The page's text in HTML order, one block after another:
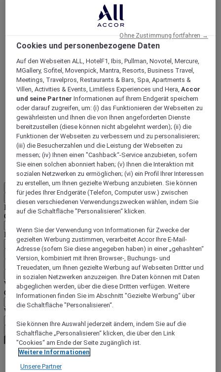
ALL Accor+ Voyager
15% rabatt das ganze Jahrüber auf Ihre Aufenthalte
bei über 30 Marken
JETZT ANMELDEN
Mehr
Zurück
Land und Sprache unten auswählen
Geografische Zone
Land/Region - Sprache
Mein Land und meine Sprache bestätigen
EUR
Zurück
Währung unten auswählen
Geografische Zone
Währung
Meine Währung bestätigen
World
Cookies und personenbezogene Daten
Auf den Webseiten ALL, HotelF1, Ibis, Pullman, Novotel, Mercure,
MGallery, Sofitel, Movenpick, Mantra, Resorts, Business Travel,
Meetings, Travelpros, Restaurants & Bars, Spa, Apartments &
Villen, Activities & Events, Limitless Experiences und Hera,Accor
und seine Partner Informationen auf Ihrem Endgerät speichern
oder darauf zugreifen, um: (i) das Funktionieren der Webseiten zu
gewährleisten und Ihnen die von Ihnen angeforderten Dienste
bereitzustellen (diese können nicht abgelehnt werden); (ii) die
Funktionen der Webseiten zu verbessern und zu personalisieren;
(iii) die Besucherzahlen und die Leistung der Webseiten zu
messen; (iv) Ihnen einen "Cashback“-Service anzubieten, sofern
Sie einen solchen abonniert haben; (v) Ihnen die Interaktion mit
sozialen Netzwerken zu ermöglichen; (vi) ein Profil Ihrer Interessen
zu erstellen, um Ihnen gezielte Werbung anzubieten. Sie können
für jedes Ihrer Endgeräte (Telefon, Computer usw.) zwischen
diesen verschiedenen Verwendungszwecken wählen, indem Sie
auf die Schaltfläche "Personalisieren“ klicken.
Wenn Sie der Verwendung von Informationen für Zwecke der
gezielten Werbung zustimmen, verarbeitet Accor Ihre E-Mail-
Adresse (sofern Sie diese angegeben haben) in einer „gehashten“
Version, kombiniert mit Ihren Browser-, Buchungs- und
Treuedaten, um Ihnen gezielte Werbung auf Webseiten Dritter und
in sozialen Netzwerken anzuzeigen. Ihre Daten können mit Daten
abgeglichen werden, über die diese Dritten verfügen. Weitere
Informationen finden Sie im Abschnitt "Gezielte Werbung“ über
die Schaltfläche "Personalisieren“.
Sie können Ihre Auswahl jederzeit ändern, indem Sie auf die
Schaltfläche „Personalisieren“ klicken, die über den Link
"Cookies“ am Ende der Seite zugänglich ist.
Weitere Informationen
Unsere Partner
Ohne Zustimmung fortfahren →